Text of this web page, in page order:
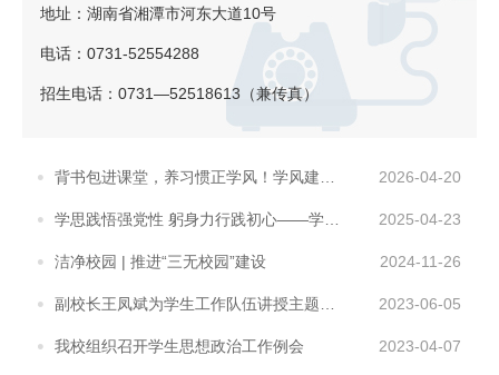
地址：湖南省湘潭市河东大道10号
电话：0731-52554288
招生电话：0731—52518613（兼传真）
2026-04-20
2025-04-23
洁净校园 | 推进“三无校园”建设 2024-11-26
2023-06-05
我校组织召开学生思想政治工作例会 2023-04-07